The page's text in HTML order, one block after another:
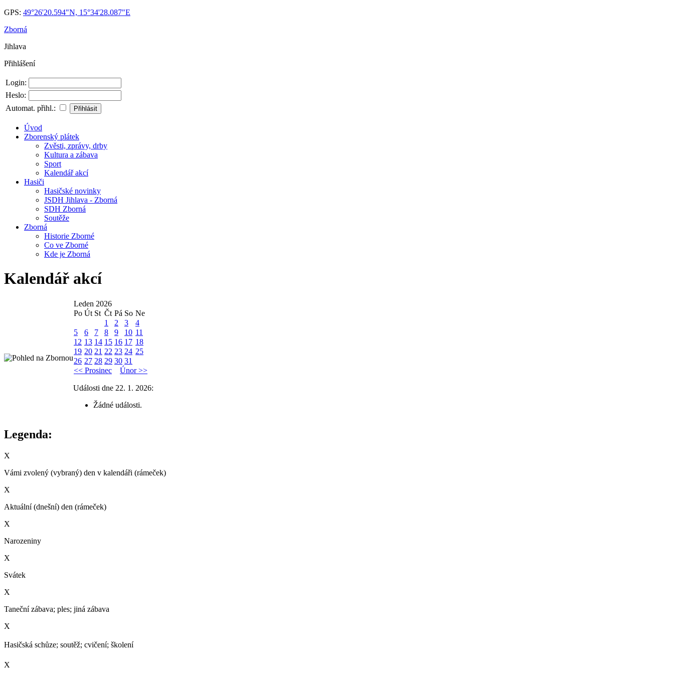
GPS: 49°26'20.594"N, 15°34'28.087"E
Zborná
Jihlava
Přihlášení
Login:
Heslo:
Automat. přihl.:
Úvod
Zborenský plátek
Zvěsti, zprávy, drby
Kultura a zábava
Sport
Kalendář akcí
Hasiči
Hasičské novinky
JSDH Jihlava - Zborná
SDH Zborná
Soutěže
Zborná
Historie Zborné
Co ve Zborné
Kde je Zborná
Kalendář akcí
Leden 2026
Po Út St Čt Pá So Ne
1
2 3
4
5
6 7 8 9 10 11
12 13 14 15 16 17 18
19 20 21 22 23 24 25
26 27 28 29 30 31
<< Prosinec
Únor >>
Události dne 22. 1. 2026:
Žádné události.
Legenda:
X
Vámi zvolený (vybraný) den v kalendáři (rámeček)
X
Aktuální (dnešní) den (rámeček)
X
Narozeniny
X
Svátek
X
Taneční zábava; ples; jiná zábava
X
Hasičská schůze; soutěž; cvičení; školení­
X